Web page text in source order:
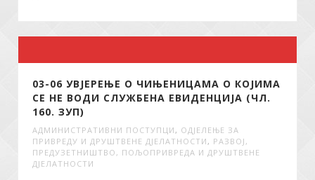
03-06 УВЈЕРЕЊЕ О ЧИЊЕНИЦАМА О КОЈИМА
СЕ НЕ ВОДИ СЛУЖБЕНА ЕВИДЕНЦИЈА (ЧЛ.
160. ЗУП)
АДМИНИСТРАТИВНИ ПОСТУПЦИ , ОДЈЕЛЕЊЕ ЗА
ПРИВРЕДУ И ДРУШТВЕНЕ ДЈЕЛАТНОСТИ , РАЗВОЈ,
ПРЕДУЗЕТНИШТВО, ПОЉОПРИВРЕДА И ДРУШТВЕНЕ
ДЈЕЛАТНОСТИ